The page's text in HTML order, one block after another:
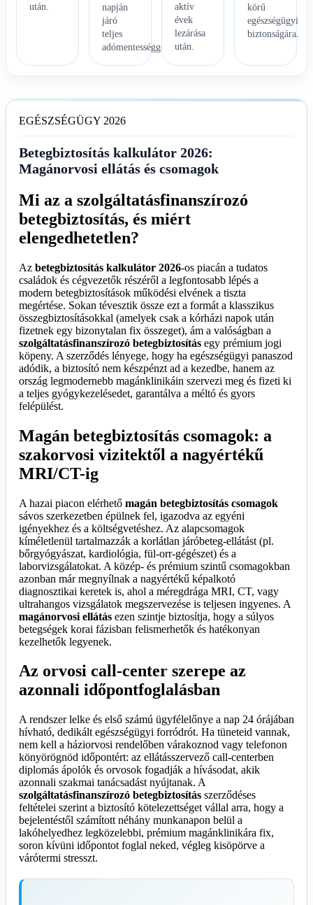
után.
napján
járó
teljes
adómentességgel.
aktív
évek
lezárása
után.
körű
egészségügyi
biztonságára.
EGÉSZSÉGÜGY 2026
Betegbiztosítás kalkulátor 2026:
Magánorvosi ellátás és csomagok
Mi az a szolgáltatásfinanszírozó
betegbiztosítás, és miért
elengedhetetlen?
Az betegbiztosítás kalkulátor 2026-os piacán a tudatos
családok és cégvezetők részéről a legfontosabb lépés a
modern betegbiztosítások működési elvének a tiszta
megértése. Sokan tévesztik össze ezt a formát a klasszikus
összegbiztosításokkal (amelyek csak a kórházi napok után
fizetnek egy bizonytalan fix összeget), ám a valóságban a
szolgáltatásfinanszírozó betegbiztosítás egy prémium jogi
köpeny. A szerződés lényege, hogy ha egészségügyi panaszod
adódik, a biztosító nem készpénzt ad a kezedbe, hanem az
ország legmodernebb magánklinikáin szervezi meg és fizeti ki
a teljes gyógykezelésedet, garantálva a méltó és gyors
felépülést.
Magán betegbiztosítás csomagok: a
szakorvosi vizitektől a nagyértékű
MRI/CT-ig
A hazai piacon elérhető magán betegbiztosítás csomagok
sávos szerkezetben épülnek fel, igazodva az egyéni
igényekhez és a költségvetéshez. Az alapcsomagok
kíméletlenül tartalmazzák a korlátlan járóbeteg-ellátást (pl.
bőrgyógyászat, kardiológia, fül-orr-gégészet) és a
laborvizsgálatokat. A közép- és prémium szintű csomagokban
azonban már megnyílnak a nagyértékű képalkotó
diagnosztikai keretek is, ahol a méregdrága MRI, CT, vagy
ultrahangos vizsgálatok megszervezése is teljesen ingyenes. A
magánorvosi ellátás ezen szintje biztosítja, hogy a súlyos
betegségek korai fázisban felismerhetők és hatékonyan
kezelhetők legyenek.
Az orvosi call-center szerepe az
azonnali időpontfoglalásban
A rendszer lelke és első számú ügyfélelőnye a nap 24 órájában
hívható, dedikált egészségügyi forródrót. Ha tüneteid vannak,
nem kell a háziorvosi rendelőben várakoznod vagy telefonon
könyörögnöd időpontért: az ellátásszervező call-centerben
diplomás ápolók és orvosok fogadják a hívásodat, akik
azonnali szakmai tanácsadást nyújtanak. A
szolgáltatásfinanszírozó betegbiztosítás szerződéses
feltételei szerint a biztosító kötelezettséget vállal arra, hogy a
bejelentéstől számított néhány munkanapon belül a
lakóhelyedhez legközelebbi, prémium magánklinikára fix,
soron kívüni időpontot foglal neked, végleg kisöpörve a
várótermi stresszt.